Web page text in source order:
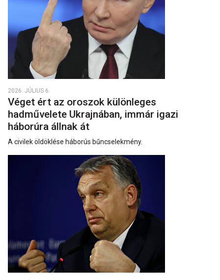
2026. JÚLIUS 6.
Véget ért az oroszok különleges
hadművelete Ukrajnában, immár igazi
háborúra állnak át
A civilek öldöklése háborús bűncselekmény.